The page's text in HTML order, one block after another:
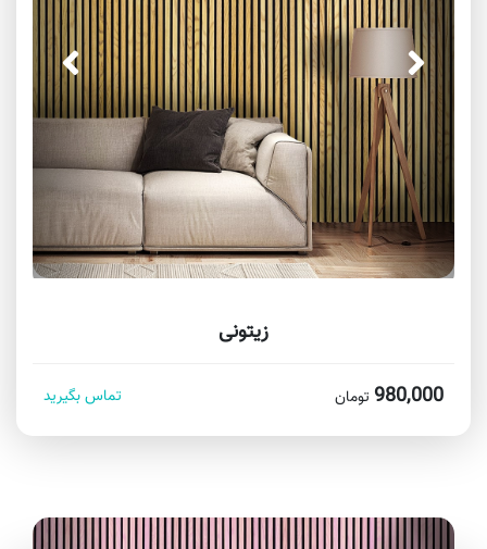
زیتونی
980,000 تومان تماس بگیرید